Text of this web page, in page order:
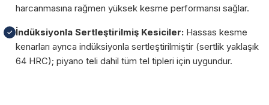
harcanmasına rağmen yüksek kesme performansı sağlar.
✓ İndüksiyonla Sertleştirilmiş Kesiciler: Hassas kesme
kenarları ayrıca indüksiyonla sertleştirilmiştir (sertlik yaklaşık
64 HRC); piyano teli dahil tüm tel tipleri için uygundur.